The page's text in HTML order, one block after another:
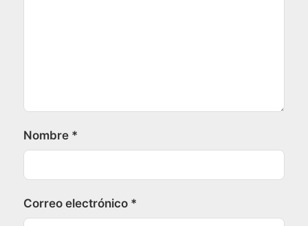
Nombre *
Correo electrónico *